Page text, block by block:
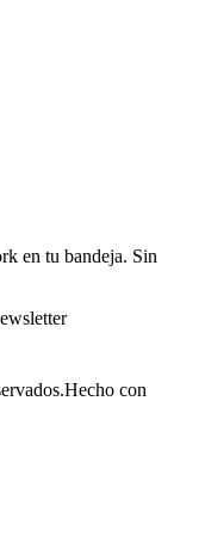
en tu bandeja. Sin
Hecho con